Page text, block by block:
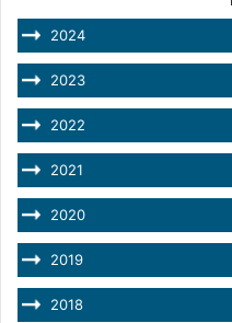
2024
2023
2022
2021
2020
2019
2018